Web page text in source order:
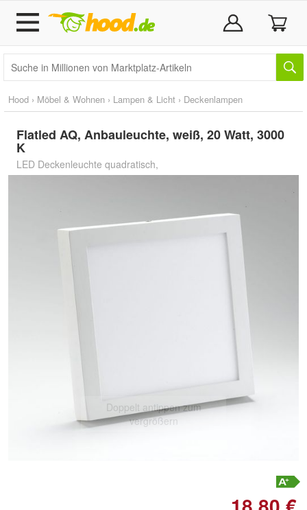
Hood › Möbel & Wohnen › Lampen & Licht › Deckenlampen
Flatled AQ, Anbauleuchte, weiß, 20 Watt, 3000
K
LED Deckenleuchte quadratisch,
Doppelt antippen zum
vergrößern